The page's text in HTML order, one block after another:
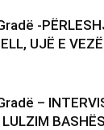
-
UJË E VEZË
–
LULZIM